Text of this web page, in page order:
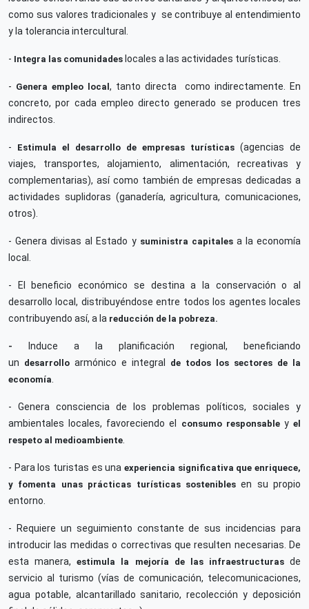
como sus valores tradicionales y se contribuye al entendimiento
y la tolerancia intercultural.
- Integra las comunidades locales a las actividades turísticas.
- Genera empleo local, tanto directa como indirectamente. En
concreto, por cada empleo directo generado se producen tres
indirectos.
- Estimula el desarrollo de empresas turísticas (agencias de
viajes, transportes, alojamiento, alimentación, recreativas y
complementarias), así como también de empresas dedicadas a
actividades suplidoras (ganadería, agricultura, comunicaciones,
otros).
- Genera divisas al Estado y suministra capitalesa la economía
local.
- El beneficio económico se destina a la conservación o al
desarrollo local, distribuyéndose entre todos los agentes locales
contribuyendo así, a la reducción de la pobreza.
- Induce a la planificación regional, beneficiando
un desarrollo armónico e integral de todos los sectores de la
economía
- Genera consciencia de los problemas políticos, sociales y
ambientales locales, favoreciendo el consumo responsableyel
respeto al medioambiente
- Para los turistas es una experiencia significativa que enriquece,
y fomenta unas prácticas turísticas sosteniblesen su propio
entorno.
- Requiere un seguimiento constante de sus incidencias para
introducir las medidas o correctivas que resulten necesarias. De
esta manera,estimula la mejoría de las infraestructurasde
servicio al turismo (vías de comunicación, telecomunicaciones,
agua potable, alcantarillado sanitario, recolección y deposición